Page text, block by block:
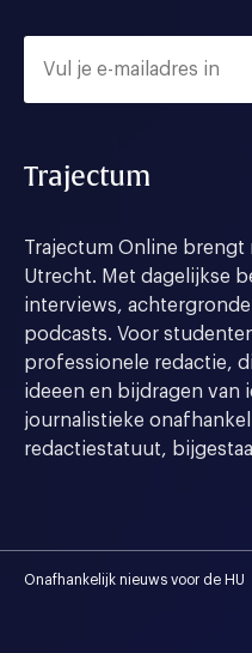
Trajectum
Trajectum Online brengt
Utrecht. Met dagelijkse
interviews,
podcasts. Voor
professionele redactie,
ideeen en bijdragen van
journalistieke
redactiestatuut,
Onafhankelijk nieuws voor de HU